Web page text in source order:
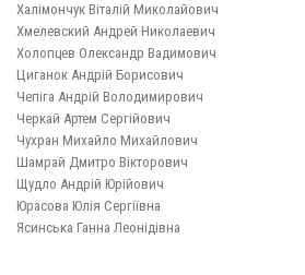
Халімончук Віталій Миколайович
Хмелевский Андрей Николаевич
Холопцев Олександр Вадимович
Циганок Андрій Борисович
Чепіга Андрій Володимирович
Черкай Артем Сергiйович
Чухран Михайло Михайлович
Шамрай Дмитро Вікторович
Щудло Андрій Юрійович
Юрасова Юлія Сергіївна
Ясинська Ганна Леонідівна